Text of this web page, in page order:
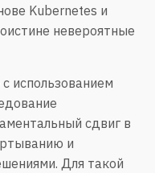
Kubernetes и
невероятные
использованием
сдвиг в
и
Для такой